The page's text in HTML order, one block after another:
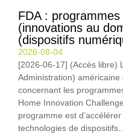
FDA :
(innovations au
(dispositifs
2026-08-04
[2026-06-17] (Accès libre)
Administration)
concernant les
Home Innovation
programme est
technologies de